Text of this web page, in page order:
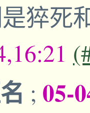
猝死
; 05-